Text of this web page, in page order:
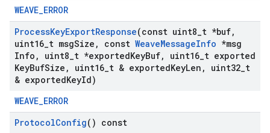
WEAVE_ERROR
ProcessKeyExportResponse(const uint8 t *buf,
uint16 t msgSize , const WeaveMessageInfo *msg
Info , uint8 t *exportedKeyBuf, uint16 t exported
KeyBufSize , uint16 t & exportedKeyLen , uint32 t
& exportedKeyId)
WEAVE_ERROR
ProtocolConfig() const